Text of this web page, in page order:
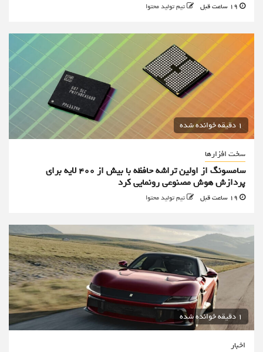
تیم تولید محتوا
1 دقیقه خوانده شده
سخت افزارها
سامسونگ از اولین تراشه حافظه با بیش از ۴۰۰ لایه برای
پردازش هوش مصنوعی رونمایی کرد
تیم تولید محتوا
1 دقیقه خوانده شده
اخبار